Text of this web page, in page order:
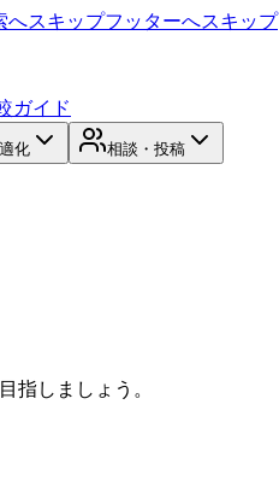
へスキップフッターへスキップ
ガイド
化 相談・投稿
指しましょう。